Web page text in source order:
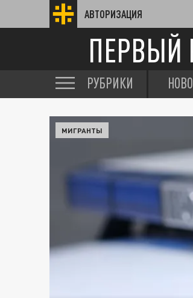
АВТОРИЗАЦИЯ
ПЕРВЫЙ
РУБРИКИ
МИГРАНТЫ